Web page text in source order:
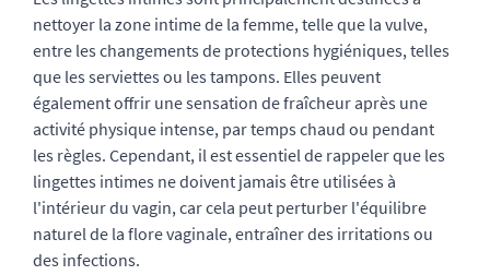
nettoyer la zone intime de la femme, telle que la vulve,
entre les changements de protections hygiéniques, telles
que les serviettes ou les tampons. Elles peuvent
également offrir une sensation de fraîcheur après une
activité physique intense, par temps chaud ou pendant
les règles. Cependant, il est essentiel de rappeler que les
lingettes intimes ne doivent jamais être utilisées à
l'intérieur du vagin, car cela peut perturber l'équilibre
naturel de la flore vaginale, entraîner des irritations ou
des infections.